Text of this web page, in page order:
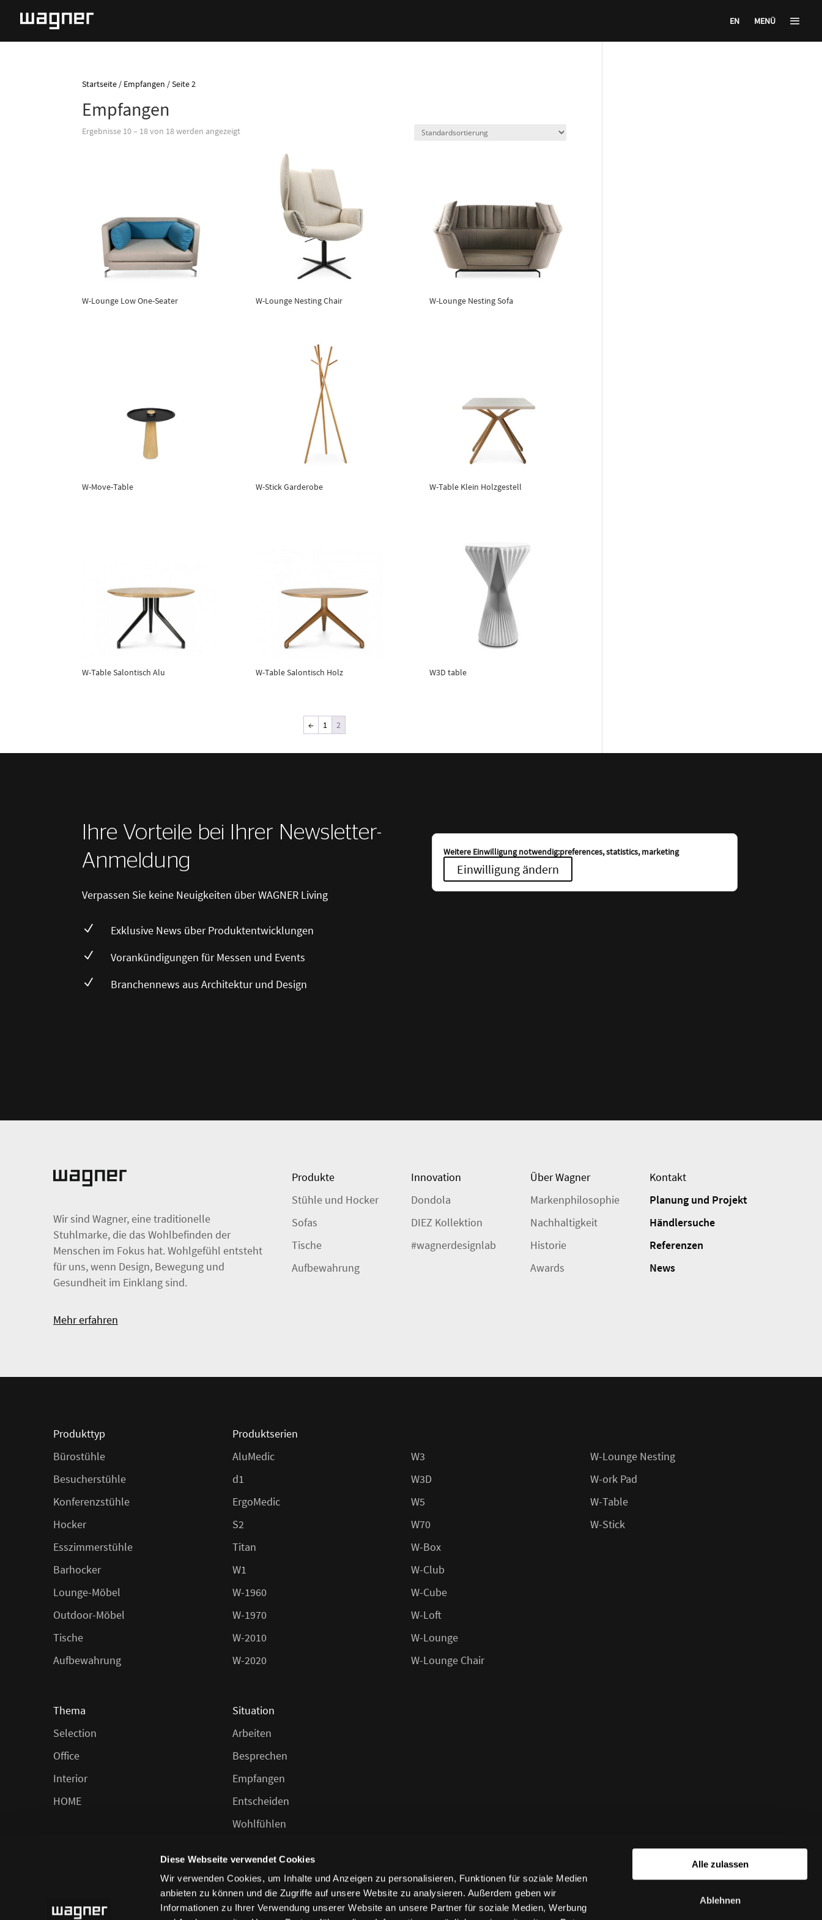
Diese Webseite verwendet Cookies
Wir verwenden Cookies, um Inhalte und Anzeigen zu personalisieren, Funktionen für soziale Medien
anbieten zu können und die Zugriffe auf unsere Website zu analysieren. Außerdem geben wir
Informationen zu Ihrer Verwendung unserer Website an unsere Partner für soziale Medien, Werbung
Alle zulassen
Ablehnen
EN MENÜ
Startseite / Empfangen / Seite 2
Empfangen
Ergebnisse 10 – 18 von 18 werden angezeigt
W-Lounge Low One-Seater W-Lounge Nesting Chair W-Lounge Nesting Sofa
W-Move-Table W-Stick Garderobe W-Table Klein Holzgestell
W-Table Salontisch Alu W-Table Salontisch Holz W3D table
← 1 2
Ihre Vorteile bei Ihrer Newsletter-
Anmeldung
Verpassen Sie keine Neuigkeiten über WAGNER Living
N Exklusive News über Produktentwicklungen
N Vorankündigungen für Messen und Events
N Branchennews aus Architektur und Design
Weitere Einwilligung notwendig:preferences, statistics, marketing
Einwilligung ändern
Wir sind Wagner, eine traditionelle
Stuhlmarke, die das Wohlbefinden der
Menschen im Fokus hat. Wohlgefühl entsteht
für uns, wenn Design, Bewegung und
Gesundheit im Einklang sind.
Mehr erfahren
Produkte
Stühle und Hocker
Sofas
Tische
Aufbewahrung
Innovation
Dondola
DIEZ Kollektion
#wagnerdesignlab
Über Wagner
Markenphilosophie
Nachhaltigkeit
Historie
Awards
Kontakt
Planung und Projekt
Händlersuche
Referenzen
News
Produkttyp
Bürostühle
Besucherstühle
Konferenzstühle
Hocker
Esszimmerstühle
Barhocker
Lounge-Möbel
Outdoor-Möbel
Tische
Aufbewahrung
Produktserien
AluMedic
d1
ErgoMedic
S2
Titan
W1
W-1960
W-1970
W-2010
W-2020
W3
W3D
W5
W70
W-Box
W-Club
W-Cube
W-Loft
W-Lounge
W-Lounge Chair
W-Lounge Nesting
W-ork Pad
W-Table
W-Stick
Thema
Selection
Office
Interior
HOME
Situation
Arbeiten
Besprechen
Empfangen
Entscheiden
Wohlfühlen